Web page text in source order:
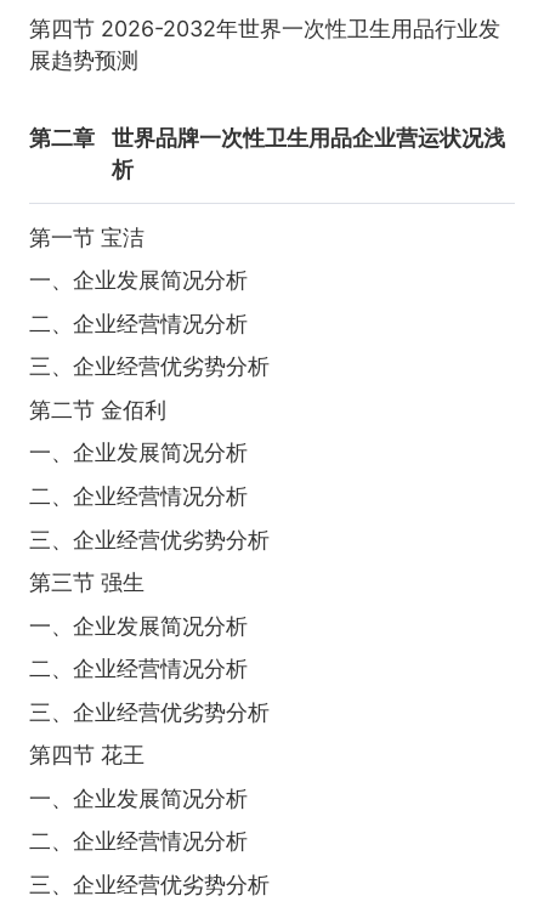
第四节 2026-2032年世界一次性卫生用品行业发
展趋势预测
第二章
世界品牌一次性卫生用品企业营运状况浅
析
第一节 宝洁
一、企业发展简况分析
二、企业经营情况分析
三、企业经营优劣势分析
第二节 金佰利
一、企业发展简况分析
二、企业经营情况分析
三、企业经营优劣势分析
第三节 强生
一、企业发展简况分析
二、企业经营情况分析
三、企业经营优劣势分析
第四节 花王
一、企业发展简况分析
二、企业经营情况分析
三、企业经营优劣势分析